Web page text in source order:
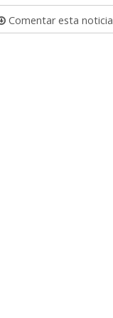
Comentar esta noticia